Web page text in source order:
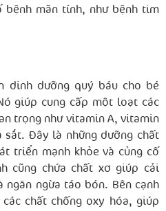
bệnh mãn tính, như bệnh tim
dinh dưỡng quý báu cho bé
giúp cung cấp một loạt các
trọng như vitamin A, vitamin
sắt. Đây là những dưỡng chất
triển mạnh khỏe và củng cố
cũng chứa chất xơ giúp cải
ngừa táo bón. Bên cạnh
chất chống oxy hóa, giúp